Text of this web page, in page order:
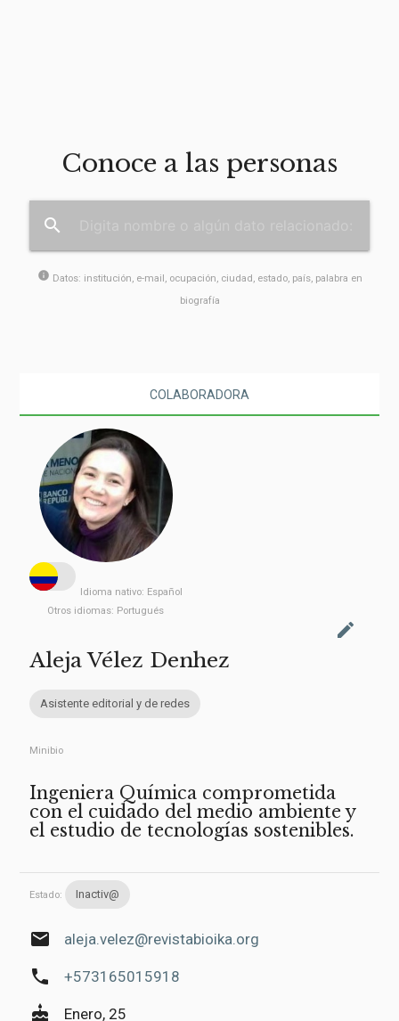
Conoce a las personas
search
info Datos: institución, e-mail, ocupación, ciudad, estado, país, palabra en
biografía
COLABORADORA
Idioma nativo: Español
Otros idiomas: Portugués
edit
Aleja Vélez Denhez
Asistente editorial y de redes
Minibio
Ingeniera Química comprometida
con el cuidado del medio ambiente y
el estudio de tecnologías sostenibles.
Estado: Inactiv@
email aleja.velez@revistabioika.org
phone +573165015918
cake Enero, 25